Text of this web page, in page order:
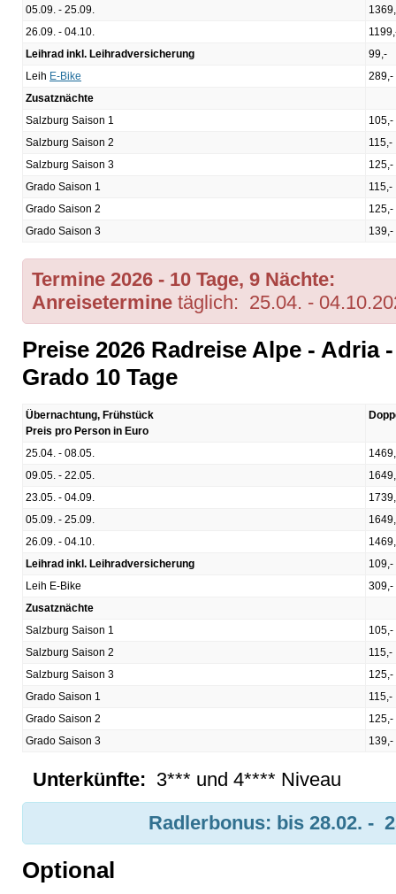
05.09. - 25.09.
26.09. - 04.10.
Leihrad inkl. Leihradversicherung
99,-
Leih E-Bike
289,-
Zusatznächte
Salzburg Saison 1
105,-
Salzburg Saison 2
115,-
Salzburg Saison 3
125,-
Grado Saison 1
115,-
Grado Saison 2
125,-
Grado Saison 3
139,-
Termine 2026 - 10 Tage, 9 Nächte:
Anreisetermine täglich: 25.04. -
Preise 2026 Radreise Alpe - Adria
Grado 10 Tage
Übernachtung, Frühstück
Preis pro Person in Euro
25.04. - 08.05.
09.05. - 22.05.
23.05. - 04.09.
05.09. - 25.09.
26.09. - 04.10.
Leihrad inkl. Leihradversicherung
109,-
Leih E-Bike
309,-
Zusatznächte
Salzburg Saison 1
105,-
Salzburg Saison 2
115,-
Salzburg Saison 3
125,-
Grado Saison 1
115,-
Grado Saison 2
125,-
Grado Saison 3
139,-
Unterkünfte: 3*** und 4**** Niveau
Radlerbonus: bis 28.02. -
Optional